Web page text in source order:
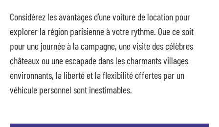
Considérez les avantages d’une voiture de location pour
explorer la région parisienne à votre rythme. Que ce soit
pour une journée à la campagne, une visite des célèbres
châteaux ou une escapade dans les charmants villages
environnants, la liberté et la flexibilité offertes par un
véhicule personnel sont inestimables.